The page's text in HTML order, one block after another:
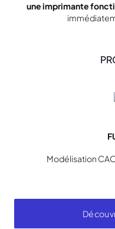
une imprimante
Modélisation